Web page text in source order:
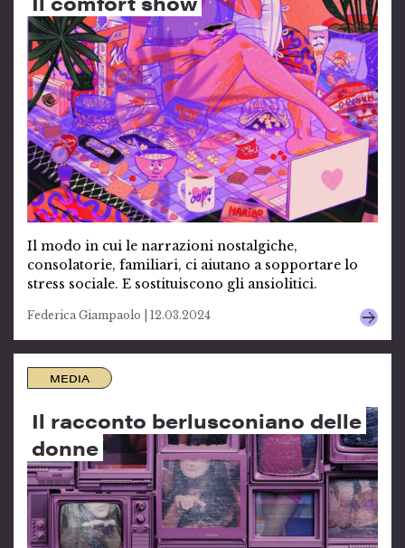
Il modo in cui le narrazioni nostalgiche,
consolatorie, familiari, ci aiutano a sopportare lo
stress sociale. E sostituiscono gli ansiolitici.
Federica Giampaolo | 12.03.2024
MEDIA
Il racconto berlusconiano delle
donne